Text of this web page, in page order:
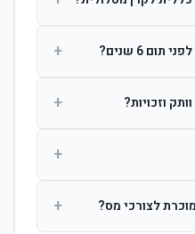
מדד ספציפי ומאפשרת
6 שנים? +
למשוך פטור ממס עד לתקרה
וזכויות? +
ההפקדה הראשונה.
+
לצורכי מס? +